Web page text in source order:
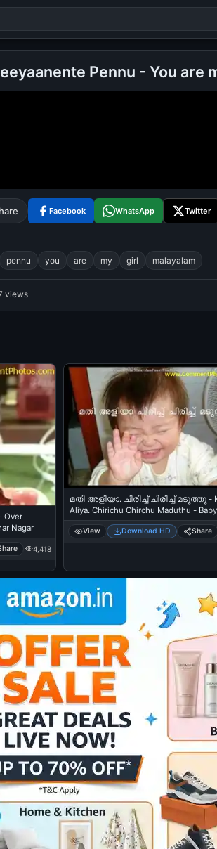
Pennu - You are
Facebook WhatsApp Twitter
pennu you are my girl malayalam
views
Over
Nagar
4,418
മതി അളിയാ. ചിരിച്ച് ചിരിച്ച് മടുത്തു -
Aliya. Chirichu Chirchu Maduthu - Baby
Laughing LOL
View Download HD Share